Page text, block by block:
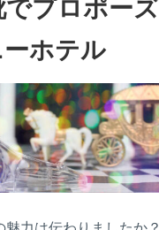
プロポーズ
ホテル